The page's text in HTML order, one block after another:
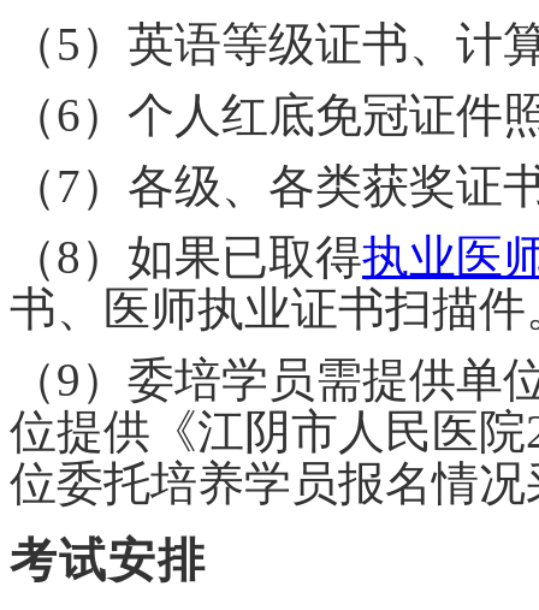
（5）英语等级证书、计
（6）个人红底免冠证件
（7）各级、各类获奖证
（8）如果已取得执业医
书、医师执业证书扫描件
（9）委培学员需提供单
位提供《江阴市人民医院
位委托培养学员报名情
考试安排